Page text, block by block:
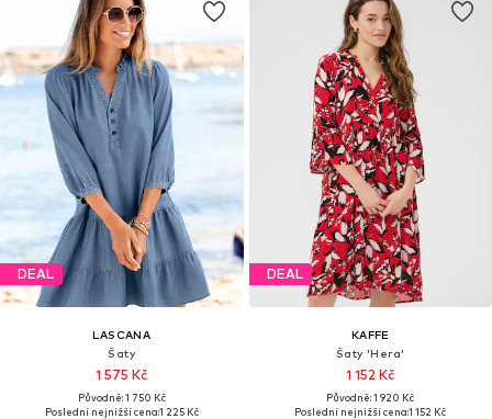
DEAL
LASCANA
Šaty
1 575 Kč
Původně: 1 750 Kč
Poslední nejnižší cena:1 225 Kč
DEAL
KAFFE
Šaty 'Hera'
1 152 Kč
Původně: 1 920 Kč
Poslední nejnižší cena:1 152 Kč